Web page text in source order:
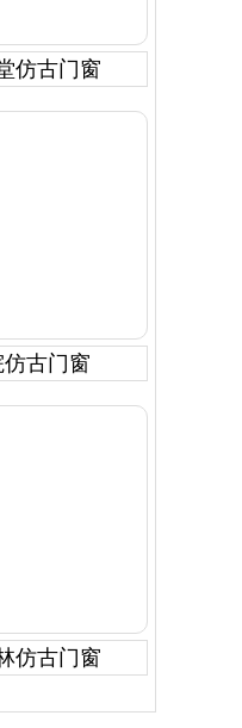
仿古门窗
仿古门窗
仿古门窗